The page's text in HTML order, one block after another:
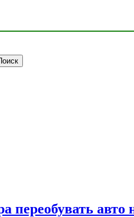
переобувать